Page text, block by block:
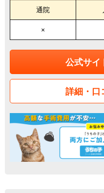
通院
×
公式サイ
詳細・口